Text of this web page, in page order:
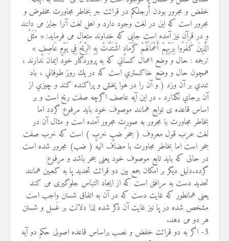
خفض و مجرور بودن أرجلکم در قرائت جر بخاطر مجاورت مخفوض و
مجرور است که این در لغت وجود دارد و اهل لغت آنرا جایز می دانند
و در قرآن نیز آمده است جایی که خداوند متعال می فرماید: « مَثَلُ
الَّذِينَ كَفَرُوا بِرَبِّهِمْ أَعْمَالُهُمْ كَرَمَادٍ اشْتَدَّتْ بِهِ الرِّيحُ فِي يَوْمٍ عَاصِفٍ »
ترجمه : حال و وضع اعمال كساني كه به پروردگار خود ايمان ندارند ،
همچون حال و وضع خاكستري است كه در يك روز طوفاني ، باد
تندي بر آن وزد ( و آن را در هوا پخش و پراكنده كند و چيزي از
آن برجاي نگذارد . در این آیه عاصف اگرچه صفت ریح است و بر
اساس قاعده ی توابع همانند موصوف خود باید مرفوع گردد اما
بخاطر مجاورت با مجرور به صورت مجرور آمده است و مثال آن در
لغت عرب قول معروف ( جحرُ ضبٍ خربٍ ) است که خرب صفت
جحر است اما بخاطر مجاورت با مضاف الیه ( ضب) مجرور شده است
در حالی که باید تابع موصوف خود یعنی جحر باشد و مرفوع
گردد.دلیل دیگر بر امکان جمع بین دو قرائت تحدید پا به کعبین همانند
تحدید دست به مرافق است که از ایجاد التباس جلوگیری می کند
یعنی همانطور که غایت دست که در آن به اتفاق شستن واجب است
مشخص شده در پا نیز غایت آن ذکر شده لذا دلالت بر غَسل و شستن
هر دو می دهد.
3- اگر به دو قرائت خفض و نصب براساس قاعده اصولی حکم دو آیه